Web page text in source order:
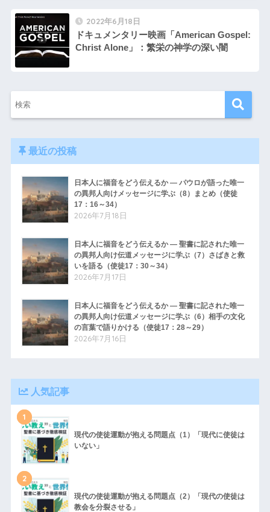
2022年6月18日
ドキュメンタリー映画「American Gospel:
Christ Alone」：繁栄の神学の深い闇
最近の投稿
日本人に福音をどう伝えるか ― パウロが語った唯一
の異邦人向けメッセージに学ぶ（8）まとめ（使徒
17：16～34）
2026年7月18日
日本人に福音をどう伝えるか ― 聖書に記された唯一
の異邦人向け伝道メッセージに学ぶ（7）さばきと救
いを語る（使徒17：30～34）
2026年7月17日
日本人に福音をどう伝えるか ― 聖書に記された唯一
の異邦人向け伝道メッセージに学ぶ（6）相手の文化
の言葉で語りかける（使徒17：28～29）
2026年7月16日
人気記事
1
現代の使徒運動が抱える問題点（1）「現代に使徒は
いない」
2
現代の使徒運動が抱える問題点（2）「現代の使徒は
教会を分裂させる」